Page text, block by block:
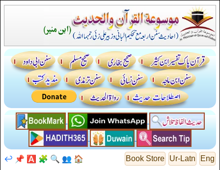
Eng
Ur-Latn
Book Store
🏠
👥
🔍
🧩
🅰️
📌
↩️